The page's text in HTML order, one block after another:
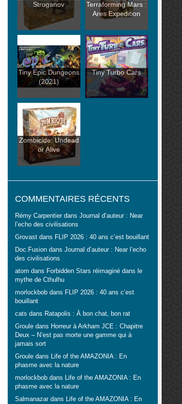
Stroganov
Terraforming Mars :
Ares Expedition
Tiny Epic Dungeons
(2021)
Tiny Turbo Cars
Zombicide: Undead
or Alive
COMMENTAIRES RÉCENTS
Rémy Carpentierdans Journal d’auteur : Near
l’echo des civilisations
Grovastdans FLIP 2026 : 40 ans c’est bouillant
Doc.Fusiondans Journal d’auteur : Near l’echo
des civilisations
atom dans Forbidden Stars réimaginé dans le
mythe de Cthulhu
morlockbobdans FLIP 2026 : 40 ans c’est
bouillant
cats dans Ratapolis : À bon chat, bon rat
Grouledans Horreur à Arkham JCE : Chapitre
Deux – N’est pas morte une gamme qui à
jamais sort
Grouledans Life of the AMAZONIA : En
phasme avec la nature
morlockbobdans Life of the AMAZONIA : En
phasme avec la nature
Salmanazardans Life of the AMAZONIA : En